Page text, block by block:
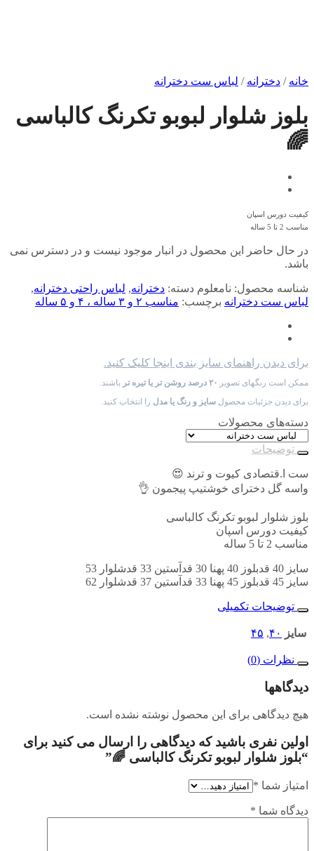
خانه / دخترانه / لباس ست دخترانه
بلوز شلوار لبوبو تکرنگ کالباسی
🌈
کیفیت دورس اسپان
مناسب 2 تا 5 ساله
در حال حاضر این محصول در انبار موجود نیست و در دسترس نمی
باشد.
شناسه محصول: نامعلوم دسته: دخترانه, لباس راحتی دخترانه,
لباس ست دخترانه برچسب: مناسب ۲ و ۳ ساله ، ۴ و ۵ ساله
برای دیدن راهنمای سایز بندی اینجا کلیک کنید.
ممکن است رنگهای تصویر ۲۰ درصد روشن تر یا تیره تر
باشند.
برای دیدن جزئیات محصول سایز و رنگ یا مدل را انتخاب کنید.
دسته‌های محصولات
توضیحات
ست ا.قتصادی کیوت و ترند 😍
واسه گل دخترای خوشتیپ پیجمون 👌
بلوز شلوار لبوبو تکرنگ کالباسی
کیفیت دورس اسپان
مناسب 2 تا 5 ساله
سایز 40 قدبلوز 40 پهنا 30 قدآستین 33 قدشلوار 53
سایز 45 قدبلوز 45 پهنا 33 قدآستین 37 قدشلوار 62
توضیحات تکمیلی
سایز ۴۰, ۴۵
نظرات (0)
دیدگاهها
هیچ دیدگاهی برای این محصول نوشته نشده است.
اولین نفری باشید که دیدگاهی را ارسال می کنید برای
“بلوز شلوار لبوبو تکرنگ کالباسی 🌈”
امتیاز شما *
دیدگاه شما *